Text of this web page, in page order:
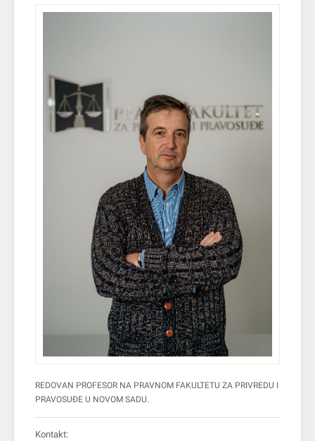
REDOVAN PROFESOR NA PRAVNOM FAKULTETU ZA PRIVREDU I
PRAVOSUĐE U NOVOM SADU.
Kontakt: